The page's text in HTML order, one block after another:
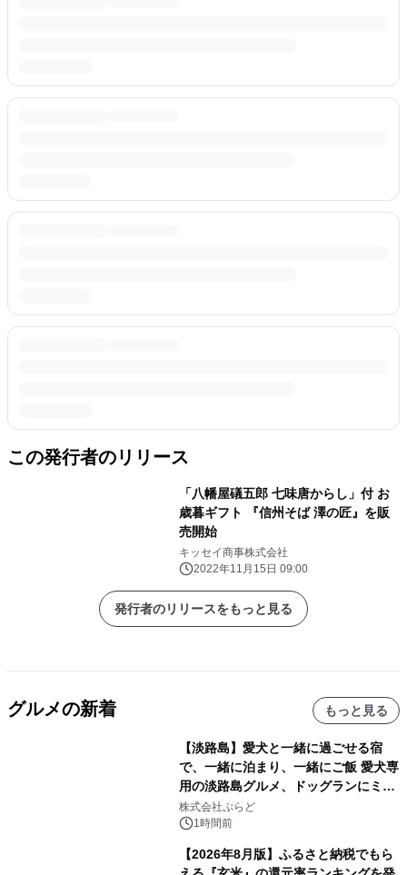
この発行者のリリース
「八幡屋礒五郎 七味唐からし」付 お
歳暮ギフト 『信州そば 澤の匠』を販
売開始
キッセイ商事株式会社
2022年11月15日 09:00
発行者のリリースをもっと見る
グルメの新着 もっと見る
【淡路島】愛犬と一緒に過ごせる宿
で、一緒に泊まり、一緒にご飯 愛犬専
用の淡路島グルメ、ドッグランにミニ
プール グランピングとトレーラーハウ
スの2施設で
株式会社ぷらど
1時間前
【2026年8月版】ふるさと納税でもら